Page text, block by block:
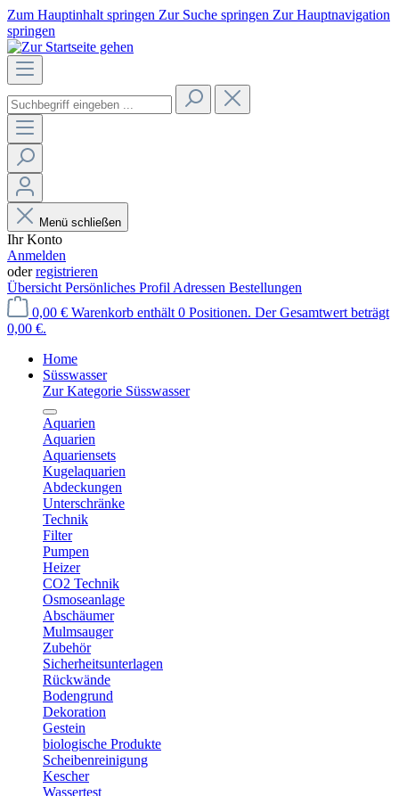
Zum Hauptinhalt springen Zur Suche springen Zur Hauptnavigation
springen
Menü schließen
Ihr Konto
Anmelden
oderregistrieren
Übersicht Persönliches Profil Adressen Bestellungen
0,00 € Warenkorb enthält 0 Positionen. Der Gesamtwert beträgt
0,00 €.
Home
Süsswasser
Zur Kategorie Süsswasser
Aquarien
Aquarien
Aquariensets
Kugelaquarien
Abdeckungen
Unterschränke
Technik
Filter
Pumpen
Heizer
CO2 Technik
Osmoseanlage
Abschäumer
Mulmsauger
Zubehör
Sicherheitsunterlagen
Rückwände
Bodengrund
Dekoration
Gestein
biologische Produkte
Scheibenreinigung
Kescher
Wassertest